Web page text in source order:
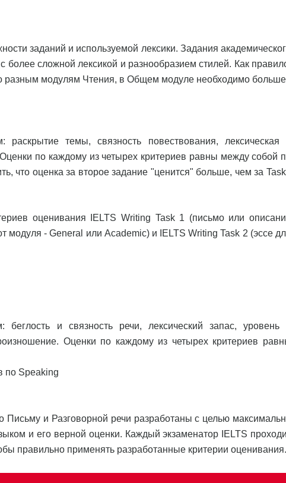
заданий и используемой лексики. Задания
более сложной лексикой и разнообразием стилей. Как
разным модулям Чтения, в Общем модуле необходимо
раскрытие темы, связность повествования, лексическая
по каждому из четырех критериев равны между собой
что оценка за второе задание "ценится" больше, чем за
оценивания IELTS Writing Task 1 (письмо или
модуля - General или Academic) и IELTS Writing Task 2 (эcce
беглость и связность речи, лексический запас, уровень
Оценки по каждому из четырех критериев
по Speaking
Письму и Разговорной речи разработаны с целью
и его верной оценки. Каждый экзаменатор IELTS
правильно применять разработанные критерии оценивания.